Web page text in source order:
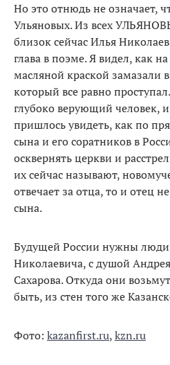
Но это отнюдь не означает,
Ульяновых. Из всех
близок сейчас Илья
глава в поэме. Я видел, как
масляной краской замазали
который все равно
глубоко верующий человек,
пришлось увидеть, как по
сына и его соратников в
осквернять церкви и
их сейчас называют,
отвечает за отца, то и отец
сына.
Будущей России нужны
Николаевича, с душой
Сахарова. Откуда они
быть, из стен того же
Фото: kazanfirst.ru,kzn.ru